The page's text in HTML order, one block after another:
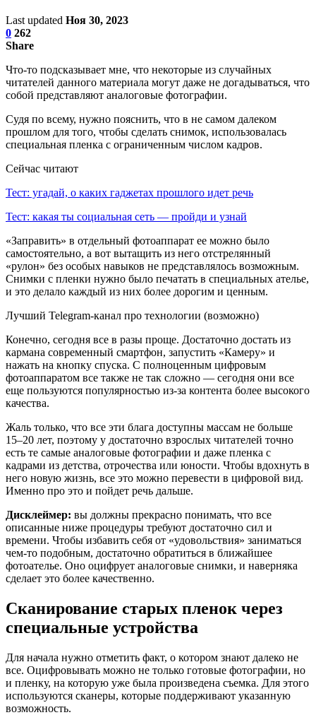
Last updated Ноя 30, 2023
0 262
Share
Что-то подсказывает мне, что некоторые из случайных
читателей данного материала могут даже не догадываться, что
собой представляют аналоговые фотографии.
Судя по всему, нужно пояснить, что в не самом далеком
прошлом для того, чтобы сделать снимок, использовалась
специальная пленка с ограниченным числом кадров.
Сейчас читают
Тест: угадай, о каких гаджетах прошлого идет речь
Тест: какая ты социальная сеть — пройди и узнай
«Заправить» в отдельный фотоаппарат ее можно было
самостоятельно, а вот вытащить из него отстрелянный
«рулон» без особых навыков не представлялось возможным.
Снимки с пленки нужно было печатать в специальных ателье,
и это делало каждый из них более дорогим и ценным.
Лучший Telegram-канал про технологии (возможно)
Конечно, сегодня все в разы проще. Достаточно достать из
кармана современный смартфон, запустить «Камеру» и
нажать на кнопку спуска. С полноценным цифровым
фотоаппаратом все также не так сложно — сегодня они все
еще пользуются популярностью из-за контента более высокого
качества.
Жаль только, что все эти блага доступны массам не больше
15–20 лет, поэтому у достаточно взрослых читателей точно
есть те самые аналоговые фотографии и даже пленка с
кадрами из детства, отрочества или юности. Чтобы вдохнуть в
него новую жизнь, все это можно перевести в цифровой вид.
Именно про это и пойдет речь дальше.
Дисклеймер: вы должны прекрасно понимать, что все
описанные ниже процедуры требуют достаточно сил и
времени. Чтобы избавить себя от «удовольствия» заниматься
чем-то подобным, достаточно обратиться в ближайшее
фотоателье. Оно оцифрует аналоговые снимки, и наверняка
сделает это более качественно.
Сканирование старых пленок через
специальные устройства
Для начала нужно отметить факт, о котором знают далеко не
все. Оцифровывать можно не только готовые фотографии, но
и пленку, на которую уже была произведена съемка. Для этого
используются сканеры, которые поддерживают указанную
возможность.